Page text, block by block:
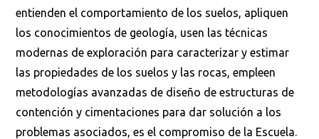
entienden el comportamiento de los suelos, apliquen
los conocimientos de geología, usen las técnicas
modernas de exploración para caracterizar y estimar
las propiedades de los suelos y las rocas, empleen
metodologías avanzadas de diseño de estructuras de
contención y cimentaciones para dar solución a los
problemas asociados, es el compromiso de la Escuela.